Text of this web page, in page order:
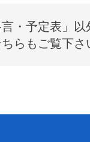
言・予定表 」以
らもご覧下さ